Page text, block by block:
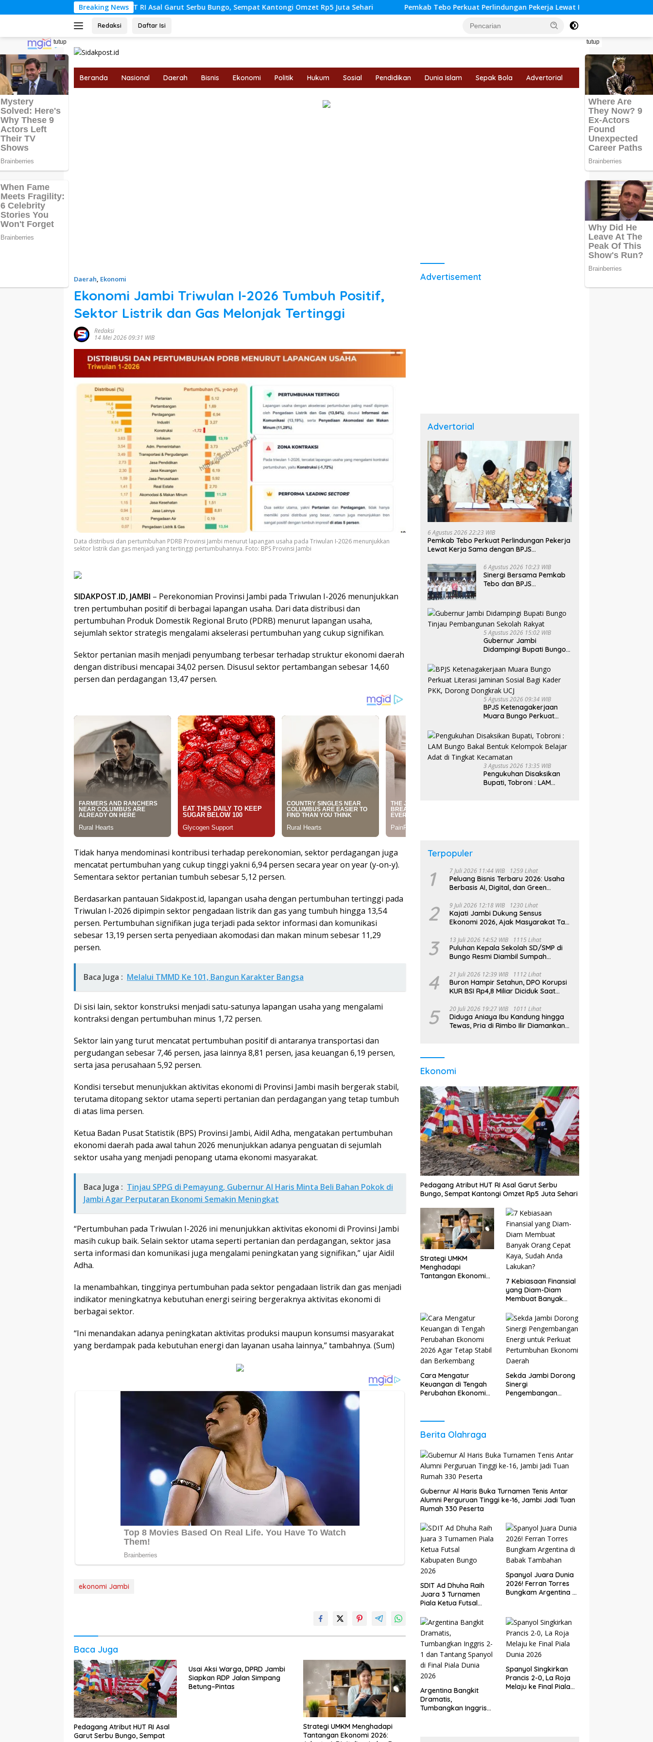
ke
Breaking News
Atribut HUT RI Asal Garut Serbu Bungo, Sempat Kantongi Omzet Rp5 Juta Sehari Pemkab Tebo Perkuat Perlindungan Pekerja Lewat Kerja Sama dengan BPJS Ketenagakerjaan
Redaksi Daftar Isi
tutup tutup
Beranda Nasional Daerah Bisnis Ekonomi Politik Hukum Sosial Pendidikan Dunia Islam Sepak Bola Advertorial
Daerah, Ekonomi
Ekonomi Jambi Triwulan I-2026 Tumbuh Positif,
Sektor Listrik dan Gas Melonjak Tertinggi
Redaksi
14 Mei 2026 09:31 WIB
Data distribusi dan pertumbuhan PDRB Provinsi Jambi menurut lapangan usaha pada Triwulan I-2026 menunjukkan
sektor listrik dan gas menjadi yang tertinggi pertumbuhannya. Foto: BPS Provinsi Jambi
SIDAKPOST.ID, JAMBI – Perekonomian Provinsi Jambi pada Triwulan I-2026 menunjukkan
tren pertumbuhan positif di berbagai lapangan usaha. Dari data distribusi dan
pertumbuhan Produk Domestik Regional Bruto (PDRB) menurut lapangan usaha,
sejumlah sektor strategis mengalami akselerasi pertumbuhan yang cukup signifikan.
Sektor pertanian masih menjadi penyumbang terbesar terhadap struktur ekonomi daerah
dengan distribusi mencapai 34,02 persen. Disusul sektor pertambangan sebesar 14,60
persen dan perdagangan 13,47 persen.
Tidak hanya mendominasi kontribusi terhadap perekonomian, sektor perdagangan juga
mencatat pertumbuhan yang cukup tinggi yakni 6,94 persen secara year on year (y-on-y).
Sementara sektor pertanian tumbuh sebesar 5,12 persen.
Berdasarkan pantauan Sidakpost.id, lapangan usaha dengan pertumbuhan tertinggi pada
Triwulan I-2026 dipimpin sektor pengadaan listrik dan gas yang tumbuh hingga 13,54
persen. Pertumbuhan signifikan juga terjadi pada sektor informasi dan komunikasi
sebesar 13,19 persen serta penyediaan akomodasi dan makan minum sebesar 11,29
persen.
Baca Juga : Melalui TMMD Ke 101, Bangun Karakter Bangsa
Di sisi lain, sektor konstruksi menjadi satu-satunya lapangan usaha yang mengalami
kontraksi dengan pertumbuhan minus 1,72 persen.
Sektor lain yang turut mencatat pertumbuhan positif di antaranya transportasi dan
pergudangan sebesar 7,46 persen, jasa lainnya 8,81 persen, jasa keuangan 6,19 persen,
serta jasa perusahaan 5,92 persen.
Kondisi tersebut menunjukkan aktivitas ekonomi di Provinsi Jambi masih bergerak stabil,
terutama ditopang sektor utama seperti pertanian dan perdagangan yang tetap tumbuh
di atas lima persen.
Ketua Badan Pusat Statistik (BPS) Provinsi Jambi, Aidil Adha, mengatakan pertumbuhan
ekonomi daerah pada awal tahun 2026 menunjukkan adanya penguatan di sejumlah
sektor usaha yang menjadi penopang utama ekonomi masyarakat.
Baca Juga : Tinjau SPPG di Pemayung, Gubernur Al Haris Minta Beli Bahan Pokok di
Jambi Agar Perputaran Ekonomi Semakin Meningkat
“Pertumbuhan pada Triwulan I-2026 ini menunjukkan aktivitas ekonomi di Provinsi Jambi
masih cukup baik. Selain sektor utama seperti pertanian dan perdagangan, sektor jasa
serta informasi dan komunikasi juga mengalami peningkatan yang signifikan,” ujar Aidil
Adha.
Ia menambahkan, tingginya pertumbuhan pada sektor pengadaan listrik dan gas menjadi
indikator meningkatnya kebutuhan energi seiring bergeraknya aktivitas ekonomi di
berbagai sektor.
“Ini menandakan adanya peningkatan aktivitas produksi maupun konsumsi masyarakat
yang berdampak pada kebutuhan energi dan layanan usaha lainnya,” tambahnya. (Sum)
ekonomi Jambi
Baca Juga
Pedagang Atribut HUT RI Asal
Garut Serbu Bungo, Sempat
Usai Aksi Warga, DPRD Jambi
Siapkan RDP Jalan Simpang
Betung–Pintas
Strategi UMKM Menghadapi
Tantangan Ekonomi 2026:
Advertisement
Advertorial
6 Agustus 2026 22:23 WIB
Pemkab Tebo Perkuat Perlindungan Pekerja
Lewat Kerja Sama dengan BPJS
6 Agustus 2026 10:23 WIB
Sinergi Bersama Pemkab
Tebo dan BPJS
hingga ke Desa
5 Agustus 2026 15:02 WIB
Gubernur Jambi
Didampingi Bupati Bungo
Sekolah Rakyat
5 Agustus 2026 09:34 WIB
BPJS Ketenagakerjaan
Muara Bungo Perkuat
Bagi Kader PKK, Dorong
Dongkrak UCJ
3 Agustus 2026 13:35 WIB
Pengukuhan Disaksikan
Bupati, Tobroni : LAM
Terpopuler
1 7 Juli 2026 11:44 WIB 1259 Lihat
Peluang Bisnis Terbaru 2026: Usaha
Berbasis AI, Digital, dan Green
2 9 Juli 2026 12:18 WIB 1230 Lihat
Kajati Jambi Dukung Sensus
Ekonomi 2026, Ajak Masyarakat Tak
3 13 Juli 2026 14:52 WIB 1115 Lihat
Puluhan Kepala Sekolah SD/SMP di
Bungo Resmi Diambil Sumpah
4 21 Juli 2026 12:39 WIB 1112 Lihat
Buron Hampir Setahun, DPO Korupsi
KUR BSI Rp4,8 Miliar Diciduk Saat
5 20 Juli 2026 19:27 WIB 1011 Lihat
Diduga Aniaya Ibu Kandung hingga
Tewas, Pria di Rimbo Ilir Diamankan
Ekonomi
Pedagang Atribut HUT RI Asal Garut Serbu
Bungo, Sempat Kantongi Omzet Rp5 Juta Sehari
Strategi UMKM
Menghadapi
Tantangan Ekonomi
7 Kebiasaan Finansial
yang Diam-Diam
Membuat Banyak
Sudah Anda Lakukan?
Cara Mengatur
Keuangan di Tengah
Perubahan Ekonomi
Berkembang
Sekda Jambi Dorong
Sinergi
Pengembangan
Berita Olahraga
Gubernur Al Haris Buka Turnamen Tenis Antar
Alumni Perguruan Tinggi ke-16, Jambi Jadi Tuan
Rumah 330 Peserta
SDIT Ad Dhuha Raih
Juara 3 Turnamen
Piala Ketua Futsal
2026
Spanyol Juara Dunia
2026! Ferran Torres
Bungkam Argentina di
Argentina Bangkit
Dramatis,
Tumbangkan Inggris
Spanyol Singkirkan
Prancis 2-0, La Roja
Melaju ke Final Piala